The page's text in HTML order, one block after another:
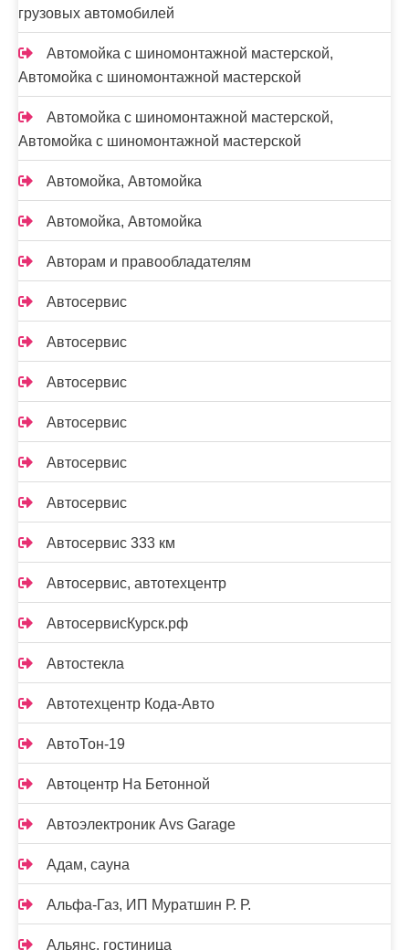
грузовых автомобилей
Автомойка с шиномонтажной мастерской,
Автомойка с шиномонтажной мастерской
Автомойка с шиномонтажной мастерской,
Автомойка с шиномонтажной мастерской
Автомойка, Автомойка
Автомойка, Автомойка
Авторам и правообладателям
Автосервис
Автосервис
Автосервис
Автосервис
Автосервис
Автосервис
Автосервис 333 км
Автосервис, автотехцентр
АвтосервисКурск.рф
Автостекла
Автотехцентр Кода-Авто
АвтоТон-19
Автоцентр На Бетонной
Автоэлектроник Avs Garage
Адам, сауна
Альфа-Газ, ИП Муратшин Р. Р.
Альянс, гостиница